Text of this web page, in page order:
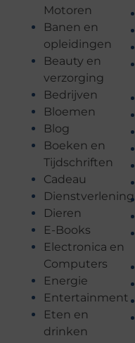
Motoren
Banen en
opleidingen
Beauty en
verzorging
Bedrijven
Bloemen
Blog
Boeken en
Tijdschriften
Cadeau
Dienstverlening
Dieren
E-Books
Electronica en
Computers
Energie
Entertainment
Eten en
drinken